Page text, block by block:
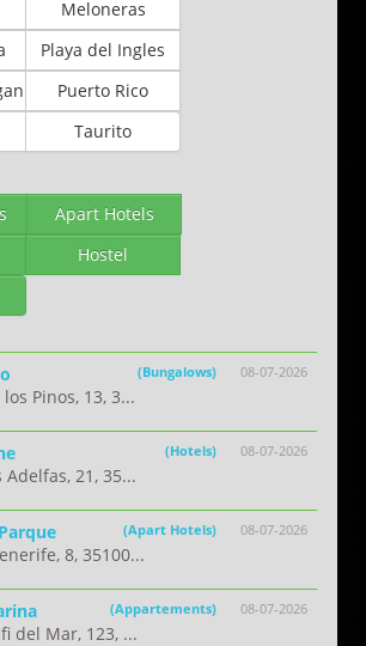
Meloneras
Playa del Ingles
Puerto Rico
Taurito
Apart Hotels
Hostel
08-07-2026
(Bungalows)
Pinos, 13, 3...
08-07-2026
(Hotels)
Adelfas, 21, 35...
08-07-2026
(Apart Hotels)
8, 35100...
08-07-2026
(Appartements)
del Mar, 123, ...